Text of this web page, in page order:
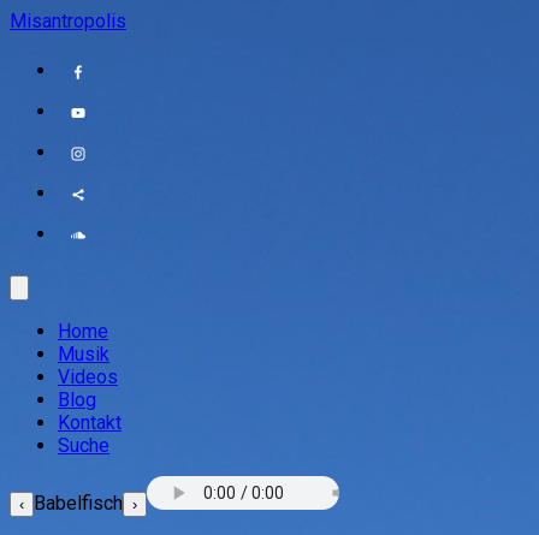
Misantropolis
Home
Musik
Videos
Blog
Kontakt
Suche
‹ Babelfisch ›